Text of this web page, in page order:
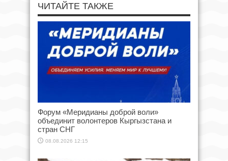
ЧИТАЙТЕ ТАКЖЕ
Форум «Меридианы доброй воли»
объединит волонтеров Кыргызстана и
стран СНГ
08.08.2026 12:15